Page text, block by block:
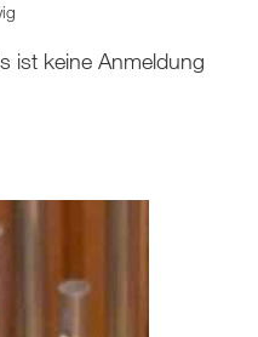
ist keine Anmeldung